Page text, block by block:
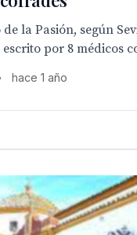
de la Pasión, según
escrito por 8 médicos
hace 1 año